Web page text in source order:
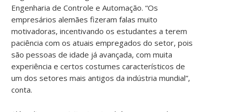
Engenharia de Controle e Automação. “Os
empresários alemães fizeram falas muito
motivadoras, incentivando os estudantes a terem
paciência com os atuais empregados do setor, pois
são pessoas de idade já avançada, com muita
experiência e certos costumes característicos de
um dos setores mais antigos da indústria mundial”,
conta.